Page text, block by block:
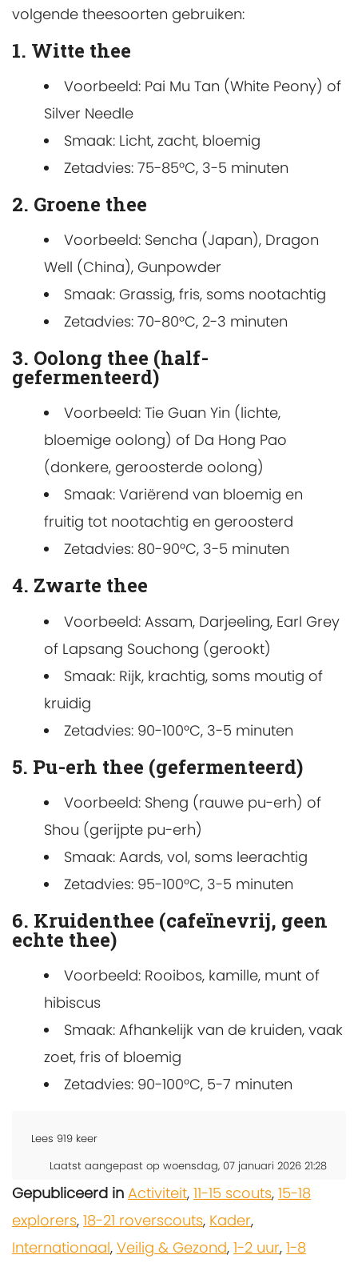
volgende theesoorten gebruiken:
1. Witte thee
Voorbeeld: Pai Mu Tan (White Peony) of
Silver Needle
Smaak: Licht, zacht, bloemig
Zetadvies: 75-85°C, 3-5 minuten
2. Groene thee
Voorbeeld: Sencha (Japan), Dragon
Well (China), Gunpowder
Smaak: Grassig, fris, soms nootachtig
Zetadvies: 70-80°C, 2-3 minuten
3. Oolong thee (half-
gefermenteerd)
Voorbeeld: Tie Guan Yin (lichte,
bloemige oolong) of Da Hong Pao
(donkere, geroosterde oolong)
Smaak: Variërend van bloemig en
fruitig tot nootachtig en geroosterd
Zetadvies: 80-90°C, 3-5 minuten
4. Zwarte thee
Voorbeeld: Assam, Darjeeling, Earl Grey
of Lapsang Souchong (gerookt)
Smaak: Rijk, krachtig, soms moutig of
kruidig
Zetadvies: 90-100°C, 3-5 minuten
5. Pu-erh thee (gefermenteerd)
Voorbeeld: Sheng (rauwe pu-erh) of
Shou (gerijpte pu-erh)
Smaak: Aards, vol, soms leerachtig
Zetadvies: 95-100°C, 3-5 minuten
6. Kruidenthee (cafeïnevrij, geen
echte thee)
Voorbeeld: Rooibos, kamille, munt of
hibiscus
Smaak: Afhankelijk van de kruiden, vaak
zoet, fris of bloemig
Zetadvies: 90-100°C, 5-7 minuten
Lees 919 keer
Laatst aangepast op woensdag, 07 januari 2026 21:28
Gepubliceerd in Activiteit, 11-15 scouts, 15-18
explorers, 18-21 roverscouts, Kader,
Internationaal, Veilig & Gezond, 1-2 uur, 1-8